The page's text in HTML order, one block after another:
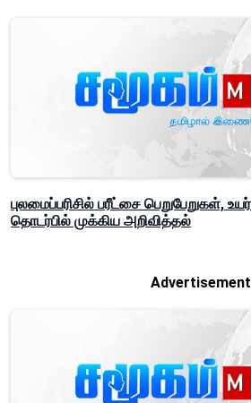
புலமைப்பரிசில் பரீட்சை பெறுபேறுகள்,
தொடர்பில் முக்கிய அறிவித்தல்
Advertisement